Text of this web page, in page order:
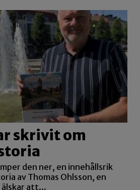
skrivit om
den ner, en innehållsrik
av Thomas Ohlsson, en
älskar att...